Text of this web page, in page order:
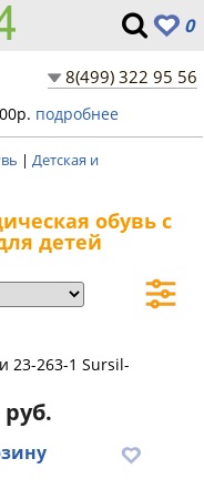
0
8(499) 322 95 56
подробнее
| Детская и
обувь с
детей
23-263-1 Sursil-
руб.